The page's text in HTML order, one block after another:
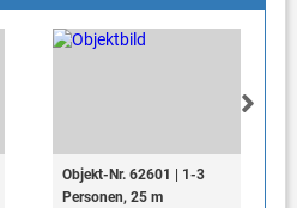
Objekt-Nr. 62601 | 1-3
Personen, 25 m